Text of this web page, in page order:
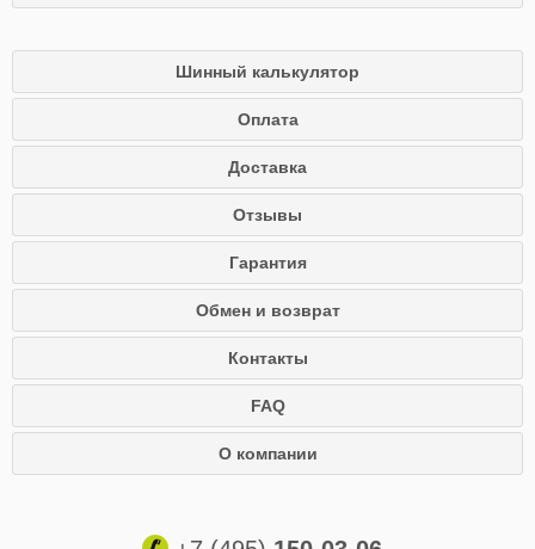
Шинный калькулятор
Оплата
Доставка
Отзывы
Гарантия
Обмен и возврат
Контакты
FAQ
О компании